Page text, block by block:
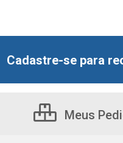
Cadastre-se para
Meus